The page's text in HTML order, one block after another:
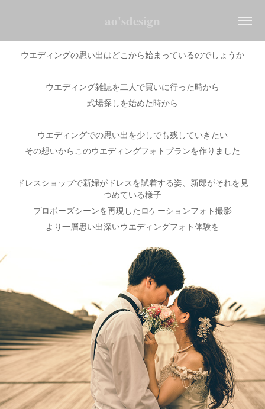
ウエディングの思い出はどこから始まっているのでしょうか
ウエディング雑誌を二人で買いに行った時から
式場探しを始めた時から
ウエディングでの思い出を少しでも残していきたい
その想いからこのウエディングフォトプランを作りました
ドレスショップで新婦がドレスを試着する姿、新郎がそれを見
つめている様子
プロポーズシーンを再現したロケーションフォト撮影
より一層思い出深いウエディングフォト体験を